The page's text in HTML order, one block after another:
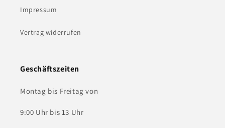
Impressum
Vertrag widerrufen
Geschäftszeiten
Montag bis Freitag von
9:00 Uhr bis 13 Uhr